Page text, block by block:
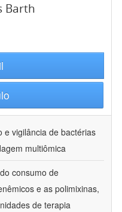
Barth
e vigilância de bactérias
multiômica
consumo de
e as polimixinas,
de terapia